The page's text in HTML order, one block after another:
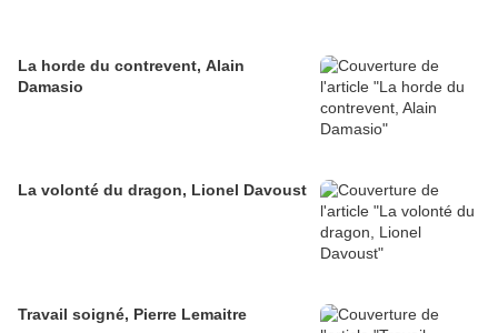
La horde du contrevent, Alain
Damasio
La volonté du dragon, Lionel Davoust
Travail soigné, Pierre Lemaitre